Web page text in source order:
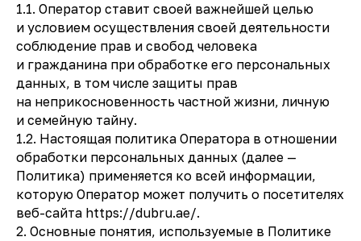
1.1. Оператор ставит своей важнейшей целью
и условием осуществления своей деятельности
соблюдение прав и свобод человека
и гражданина при обработке его персональных
данных, в том числе защиты прав
на неприкосновенность частной жизни, личную
и семейную тайну.
1.2. Настоящая политика Оператора в отношении
обработки персональных данных (далее —
Политика) применяется ко всей информации,
которую Оператор может получить о посетителях
веб-сайта https://dubru.ae/.
2. Основные понятия, используемые в Политике